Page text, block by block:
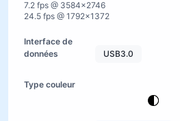
7.2 fps @ 3584×2746
24.5 fps @ 1792×1372
USB3.0